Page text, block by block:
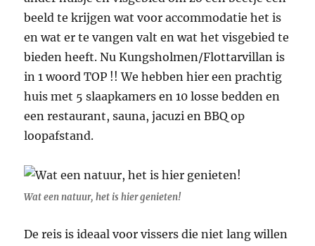
beeld te krijgen wat voor accommodatie het is
en wat er te vangen valt en wat het visgebied te
bieden heeft. Nu Kungsholmen/Flottarvillan is
in 1 woord TOP !! We hebben hier een prachtig
huis met 5 slaapkamers en 10 losse bedden en
een restaurant, sauna, jacuzi en BBQ op
loopafstand.
Wat een natuur, het is hier genieten!
De reis is ideaal voor vissers die niet lang willen